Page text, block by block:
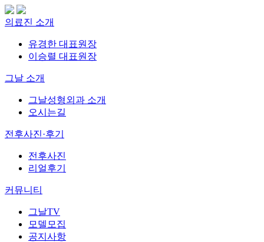
의료진 소개
유경한 대표원장
이승렬 대표원장
그날 소개
그날성형외과 소개
오시는길
전후사진·후기
전후사진
리얼후기
커뮤니티
그날TV
모델모집
공지사항